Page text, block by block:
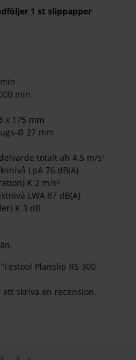
1 st slippapper
min
x 175 mm
Ø 27 mm
totalt ah 4.5 m/s²
LpA 76 dB(A)
K 2 m/s²
LWA 87 dB(A)
K 3 dB
Planslip RS 300
att skriva en recension.